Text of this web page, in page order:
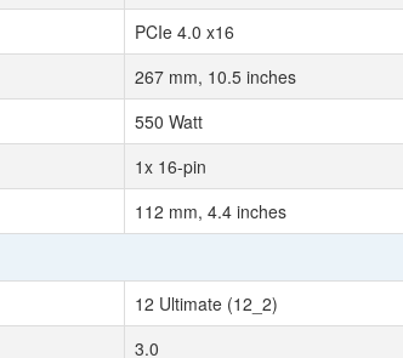
PCIe 4.0 x16
267 mm, 10.5 inches
550 Watt
1x 16-pin
112 mm, 4.4 inches
12 Ultimate (12_2)
3.0